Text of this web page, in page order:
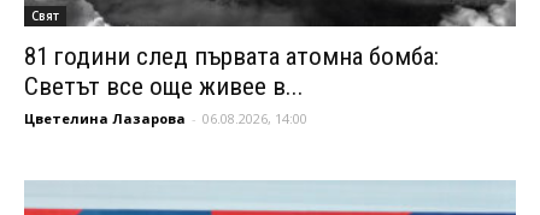
Свят
81 години след първата атомна бомба:
Светът все още живее в...
Цветелина Лазарова - 06.08.2026, 14:00